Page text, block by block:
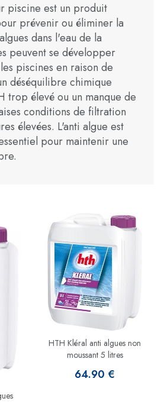
piscine est un produit
prévenir ou éliminer la
dans l'eau de la
peuvent se développer
piscines en raison de
déséquilibre chimique
trop élevé ou un manque de
conditions de filtration
élevées. L'anti algue est
pour maintenir une
HTH Kléral anti algues non
moussant 5 litres
64.90 €